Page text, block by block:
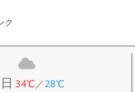
ク
34℃／28℃